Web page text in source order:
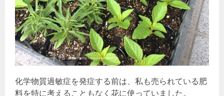
化学物質過敏症を発症する前は、私も売られている肥
料を特に考えることもなく花に使っていました。